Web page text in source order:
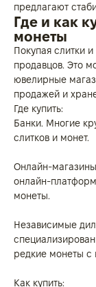
предлагают
Где и как
монеты
Покупая слитки
продавцов. Это
ювелирные
продажей и
Где купить:
Банки. Многие
слитков и монет.
Онлайн-
онлайн-
монеты.
Независимые
редкие монеты с
Как купить: